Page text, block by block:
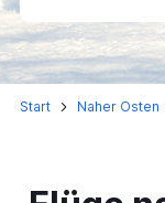
Start Naher Osten